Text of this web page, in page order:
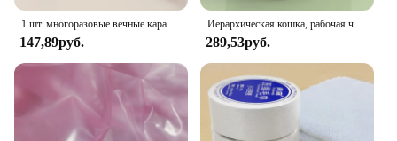
1 шт. многоразовые вечные карандаши HB, неограниченный женский карандаш, инструмент для эскизов без чернил для письма F19E
147,89руб.
Иерархическая кошка, рабочая чаша, гидропонное соленое культивирование, многоразовый контейнер для выращивания кошачьей мяты, рассада
289,53руб.